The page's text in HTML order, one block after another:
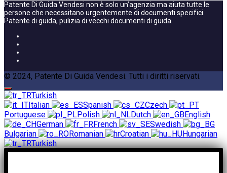
Patente Di Guida Vendesi non è solo un’agenzia ma aiuta tutte le
persone che necessitano urgentemente di documenti specifici.
Patente di guida, pulizia di vecchi documenti di guida.
© 2024, Patente Di Guida Vendesi. Tutti i diritti riservati.
Turkish
Italian
Spanish
Czech
Portuguese
Polish Dutch
English
German
French
Swedish
Bulgarian
Romanian Croatian
Hungarian
Turkish